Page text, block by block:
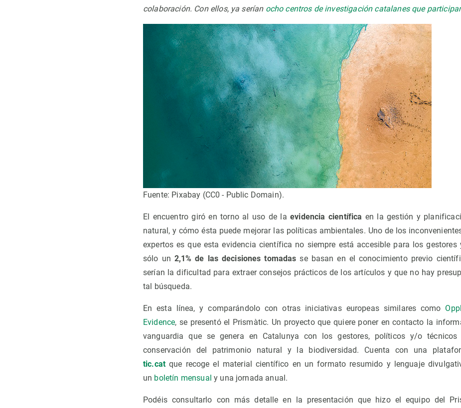
colaboración. Con ellos, ya serían ocho centros de investigación catalanes que
Fuente: Pixabay (CC0 - Public Domain).
El encuentro giró en torno al uso de laevidencia científica en la gestión y
natural, y cómo ésta puede mejorar las políticas ambientales. Uno de los
expertos es que esta evidencia científica no siempre está accesible para los gestores
sólo un 2,1% de las decisiones tomadas se basan en el conocimiento previo
serían la dificultad para extraer consejos prácticos de los artículos y que no hay
tal búsqueda.
En esta línea, y comparándolo con otras iniciativas europeas similares como
Evidence, se presentó el Prismàtic. Un proyecto que quiere poner en contacto la
vanguardia que se genera en Catalunya con los gestores, políticos y/o
conservación del patrimonio natural y la biodiversidad. Cuenta con una
tic.catque recoge el material científico en un formato resumido y lenguaje
un boletín mensual y una jornada anual.
Podéis consultarlo con más detalle en la presentación que hizo el equipo del